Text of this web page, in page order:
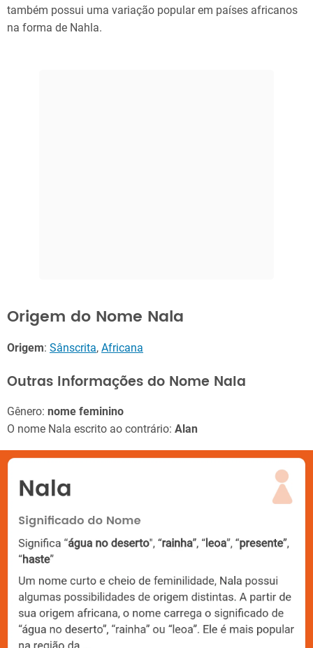
também possui uma variação popular em países africanos
na forma de Nahla.
Origem do Nome Nala
Origem: Sânscrita, Africana
Outras Informações do Nome Nala
Gênero: nome feminino
O nome Nala escrito ao contrário: Alan